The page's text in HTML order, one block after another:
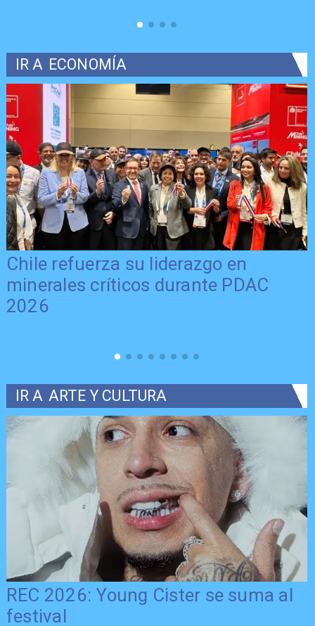
IR A ECONOMÍA
Chile refuerza su liderazgo en
minerales críticos durante PDAC
2026
IR A ARTE Y CULTURA
REC 2026: Young Cister se suma al
festival